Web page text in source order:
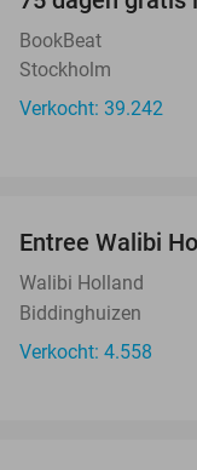
BookBeat
Stockholm
Verkocht: 39.242
Entree Walibi
Walibi Holland
Biddinghuizen
Verkocht: 4.558